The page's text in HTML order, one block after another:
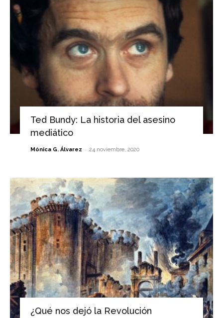
Ted Bundy: La historia del asesino
mediático
Mónica G. Álvarez - 24 noviembre, 2020
¿Qué nos dejó la Revolución